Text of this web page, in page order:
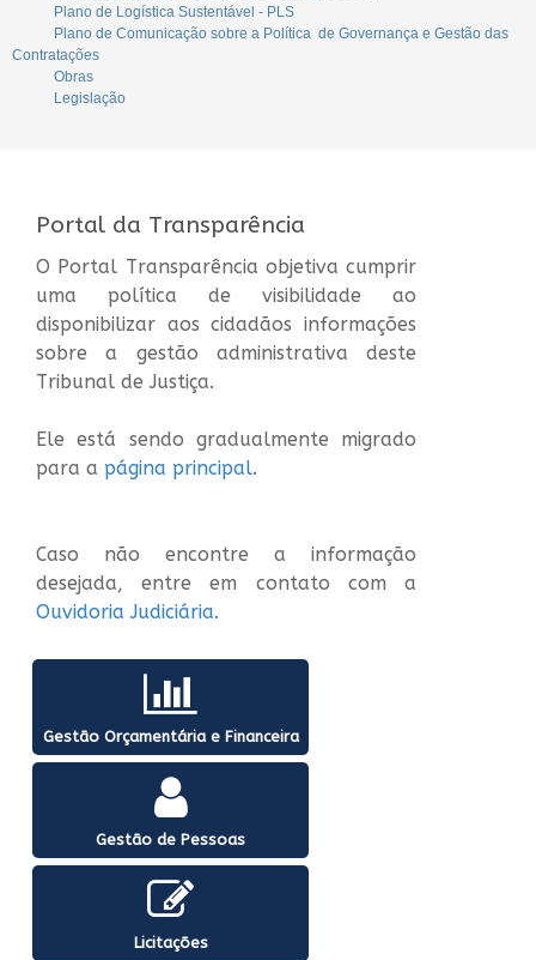
Plano de Logística Sustentável - PLS
Plano de Comunicação sobre a Política de Governança e Gestão das
Contratações
Obras
Legislação
Portal da Transparência
O Portal Transparência objetiva cumprir
uma política de visibilidade ao
disponibilizar aos cidadãos informações
sobre a gestão administrativa deste
Tribunal de Justiça.
Ele está sendo gradualmente migrado
para a página principal.
Caso não encontre a informação
desejada, entre em contato com a
Ouvidoria Judiciária.
Gestão Orçamentária e Financeira
Gestão de Pessoas
Licitações